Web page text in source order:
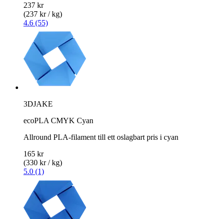
237 kr
(237 kr / kg)
4.6 (55)
3DJAKE
ecoPLA CMYK Cyan
Allround PLA-filament till ett oslagbart pris i cyan
165 kr
(330 kr / kg)
5.0 (1)